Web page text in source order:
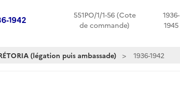
1942
551PO/1/1-56 (Cote
de commande)
1936-
1945
(légation puis ambassade) 1936-1942